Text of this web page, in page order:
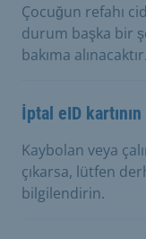
Çocuğun refahı
durum başka bir
bakıma alınacaktır.
İptal eID
Kaybolan veya
çıkarsa, lütfen
bilgilendirin.